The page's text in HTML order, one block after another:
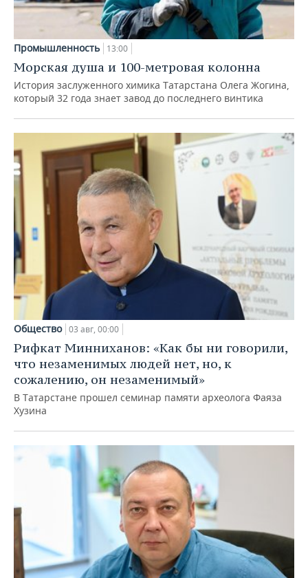
Промышленность 13:00
Морская душа и 100-метровая колонна
История заслуженного химика Татарстана Олега Жогина,
который 32 года знает завод до последнего винтика
Общество 03 авг, 00:00
Рифкат Минниханов: «Как бы ни говорили,
что незаменимых людей нет, но, к
сожалению, он незаменимый»
В Татарстане прошел семинар памяти археолога Фаяза
Хузина